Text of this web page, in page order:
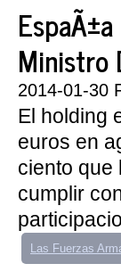
Ministro
2014-01-30
El holding
euros en
ciento que
cumplir
Las Fuerzas